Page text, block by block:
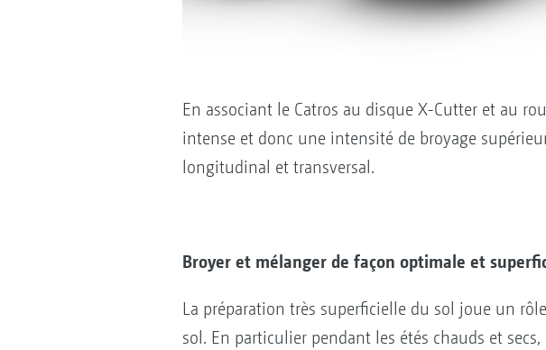
En associant le Catros au disque X-Cutter et au
intense et donc une intensité de broyage
longitudinal et transversal.
Broyer et mélanger de façon optimale et
La préparation très superficielle du sol joue un
sol. En particulier pendant les étés chauds et